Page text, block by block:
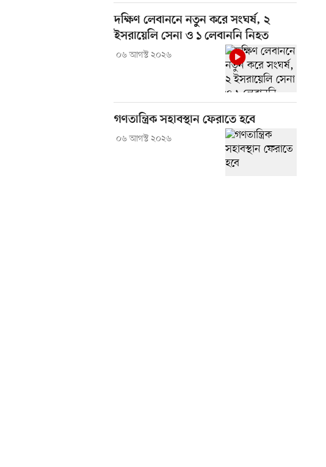
দক্ষিণ লেবাননে নতুন করে সংঘর্ষ, ২
ইসরায়েলি সেনা ও ১ লেবাননি নিহত
০৬ আগস্ট ২০২৬
গণতান্ত্রিক সহাবস্থান ফেরাতে হবে
০৬ আগস্ট ২০২৬